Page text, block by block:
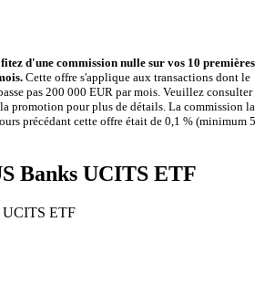
d'une commission nulle sur vos 10 premières
Cette offre s'applique aux transactions dont le
pas 200 000 EUR par mois. Veuillez consulter
promotion pour plus de détails. La commission la
précédant cette offre était de 0,1 % (minimum 5
Banks UCITS ETF
UCITS ETF